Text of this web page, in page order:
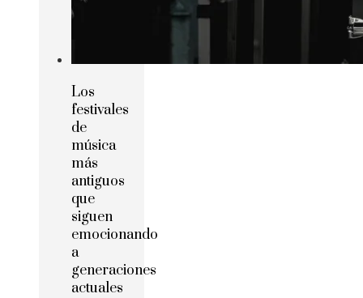
Los
festivales
de
música
más
antiguos
que
siguen
emocionando
a
generaciones
actuales